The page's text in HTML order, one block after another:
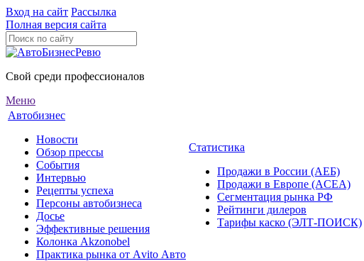
Вход на сайт Рассылка
Полная версия сайта
Свой среди профессионалов
Меню
Автобизнес
Новости
Обзор прессы
События
Интервью
Рецепты успеха
Персоны автобизнеса
Досье
Эффективные решения
Колонка Akzonobel
Практика рынка от Аvito Авто
Статистика
Продажи в России (АЕБ)
Продажи в Европе (ACEA)
Сегментация рынка РФ
Рейтинги дилеров
Тарифы каско (ЭЛТ-ПОИСК)